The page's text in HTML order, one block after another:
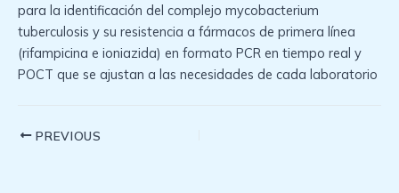
para la identificación del complejo mycobacterium
tuberculosis y su resistencia a fármacos de primera línea
(rifampicina e ioniazida) en formato PCR en tiempo real y
POCT que se ajustan a las necesidades de cada laboratorio
PostPREVIOUS